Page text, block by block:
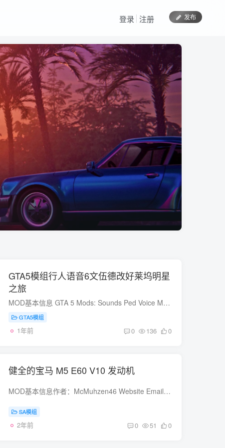
发布
登录 注册
GTA5模组行人语音6文伍德改好莱坞明星
之旅
MOD基本信息 GTA 5 Mods: Sounds Ped Voice Mod 6 Vinewood Bustour To Hollywood Bustour 作者： mikesta 日期： 2025年3月12日 下载量： 211 文件大小： 14.446 MB 行人语音模组6 - 将文伍德...
GTA5模组
1年前 0 136 0
健全的宝马 M5 E60 V10 发动机
MOD基本信息作者：McMuhzen46 Website Email Donation文件大小：10.133 MB发布日期：13.08.2024作者的话在文件中阅读安装指南 需要模块加载器 我: McMuhzen46 GTA San Andreas 的宝马 M5 E60 V1...
SA模组
2年前 0 51 0